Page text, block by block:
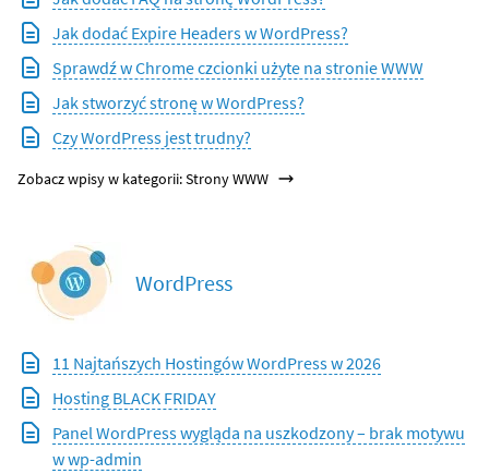
Jak dodać Expire Headers w WordPress?
Sprawdź w Chrome czcionki użyte na stronie WWW
Jak stworzyć stronę w WordPress?
Czy WordPress jest trudny?
Zobacz wpisy w kategorii: Strony WWW
WordPress
11 Najtańszych Hostingów WordPress w 2026
Hosting BLACK FRIDAY
Panel WordPress wygląda na uszkodzony – brak motywu
w wp-admin